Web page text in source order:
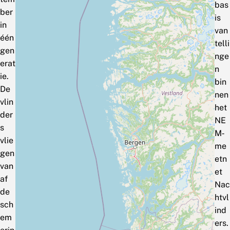
ber
in
één
gen
erat
ie.
De
vlin
der
s
vlie
gen
van
af
de
sch
em
bas
is
van
telli
nge
n
bin
nen
het
NE
M‑
me
etn
et
Nac
htvl
ind
ers.